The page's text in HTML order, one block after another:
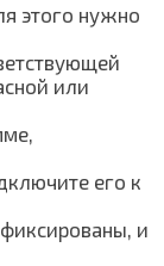
этого нужно
или
его к
и